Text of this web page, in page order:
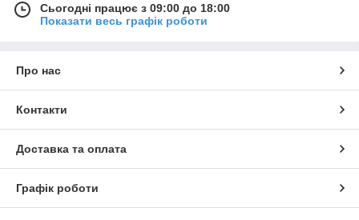
Сьогодні працює з 09:00 до 18:00
Показати весь графік роботи
Про нас
Контакти
Доставка та оплата
Графік роботи